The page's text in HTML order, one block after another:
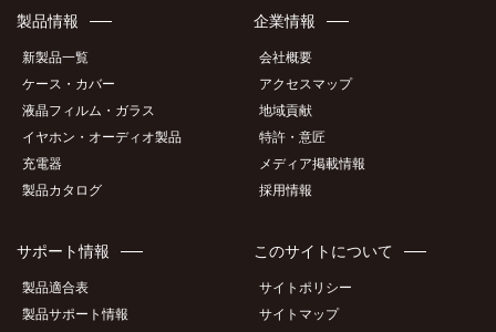
製品情報
新製品一覧
ケース・カバー
液晶フィルム・ガラス
イヤホン・オーディオ製品
充電器
製品カタログ
企業情報
会社概要
アクセスマップ
地域貢献
特許・意匠
メディア掲載情報
採用情報
サポート情報
製品適合表
製品サポート情報
このサイトについて
サイトポリシー
サイトマップ